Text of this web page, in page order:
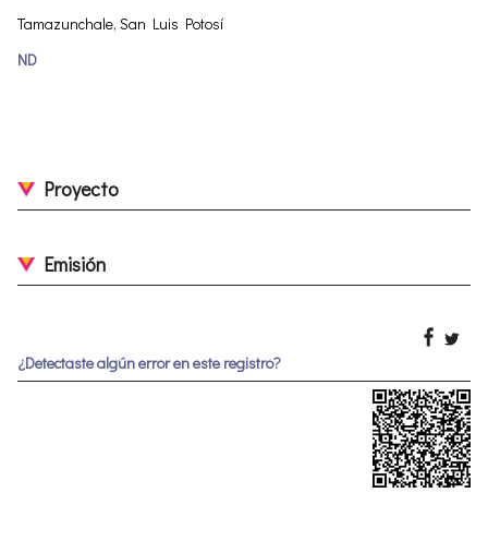
Tamazunchale, San Luis Potosí
ND
Proyecto
Emisión
¿Detectaste algún error en este registro?